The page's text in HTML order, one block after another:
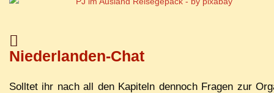
Niederlanden-Chat
Soll­tet ihr nach all den Ka­pi­teln den­noch Fra­gen zur